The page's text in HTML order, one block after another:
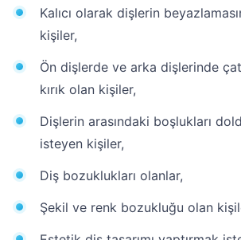
Kalıcı olarak dişlerin
kişiler,
Ön dişlerde ve arka dişlerinde
kırık olan kişiler,
Dişlerin arasındaki boşlukları
isteyen kişiler,
Diş bozuklukları olanlar,
Şekil ve renk bozukluğu olan